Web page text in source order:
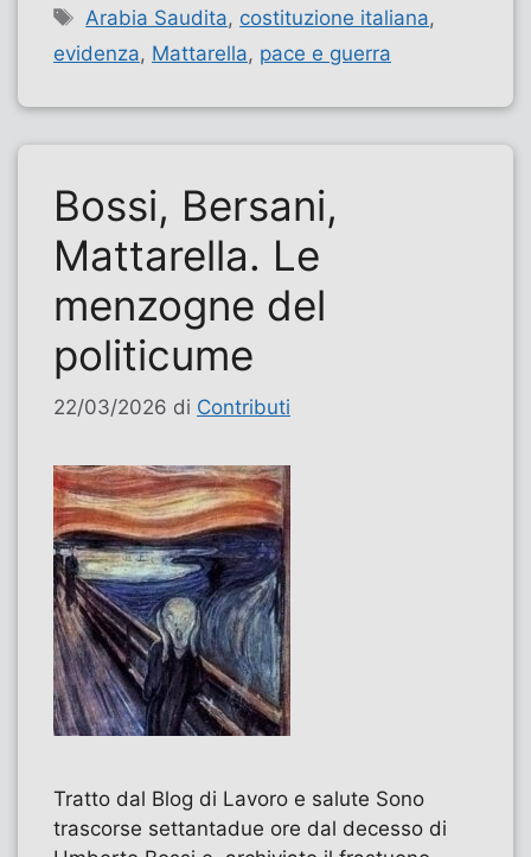
Tag
Arabia Saudita, costituzione italiana,
evidenza, Mattarella, pace e guerra
Bossi, Bersani,
Mattarella. Le
menzogne del
politicume
22/03/2026 di Contributi
Tratto dal Blog di Lavoro e salute Sono
trascorse settantadue ore dal decesso di